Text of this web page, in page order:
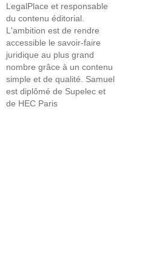
LegalPlace et responsable
du contenu éditorial.
L'ambition est de rendre
accessible le savoir-faire
juridique au plus grand
nombre grâce à un contenu
simple et de qualité. Samuel
est diplômé de Supelec et
de HEC Paris